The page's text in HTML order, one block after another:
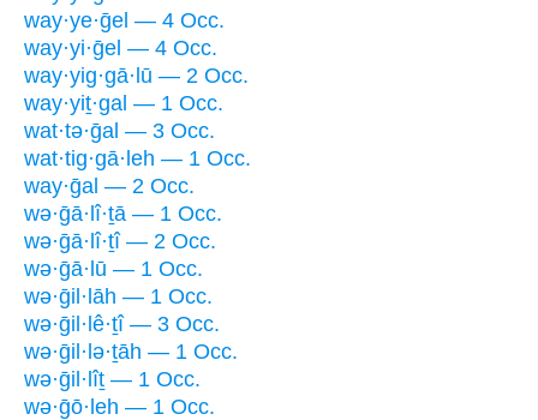
way·ye·ḡel — 4 Occ.
way·yi·ḡel — 4 Occ.
way·yig·gā·lū — 2 Occ.
way·yiṯ·gal — 1 Occ.
wat·tə·ḡal — 3 Occ.
wat·tig·gā·leh — 1 Occ.
way·ḡal — 2 Occ.
wə·ḡā·lî·ṯā — 1 Occ.
wə·ḡā·lî·ṯî — 2 Occ.
wə·ḡā·lū — 1 Occ.
wə·ḡil·lāh — 1 Occ.
wə·ḡil·lê·ṯî — 3 Occ.
wə·ḡil·lə·ṯāh — 1 Occ.
wə·ḡil·lîṯ — 1 Occ.
wə·ḡō·leh — 1 Occ.